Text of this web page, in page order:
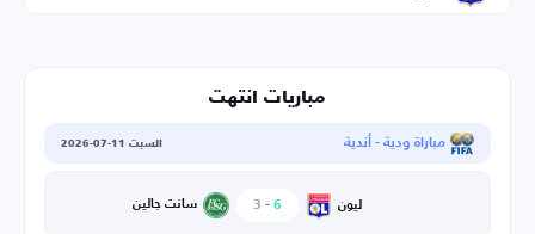
مباريات انتهت
مباراة ودية - أندية السبت 11-07-2026
ليون 6
-
3 سانت جالين